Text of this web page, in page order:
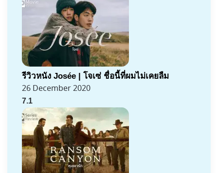
รีวิวหนัง Josée | โจเซ่ ชื่อนี้ที่ผมไม่เคยลืม
26 December 2020
7.1